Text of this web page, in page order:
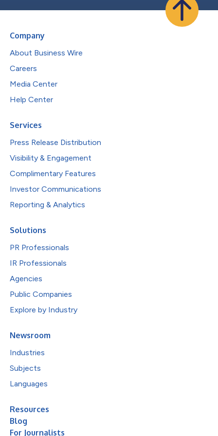
Company
About Business Wire
Careers
Media Center
Help Center
Services
Press Release Distribution
Visibility & Engagement
Complimentary Features
Investor Communications
Reporting & Analytics
Solutions
PR Professionals
IR Professionals
Agencies
Public Companies
Explore by Industry
Newsroom
Industries
Subjects
Languages
Resources
Blog
For Journalists